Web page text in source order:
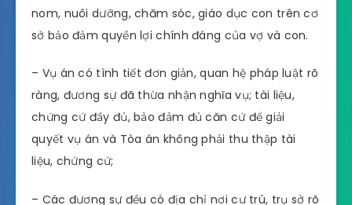
nom, nuôi dưỡng, chăm sóc, giáo dục con trên cơ
sở bảo đảm quyền lợi chính đáng của vợ và con.
– Vụ án có tình tiết đơn giản, quan hệ pháp luật rõ
ràng, đương sự đã thừa nhận nghĩa vụ; tài liệu,
chứng cứ đầy đủ, bảo đảm đủ căn cứ để giải
quyết vụ án và Tòa án không phải thu thập tài
liệu, chứng cứ;
– Các đương sự đều có địa chỉ nơi cư trú, trụ sở rõ